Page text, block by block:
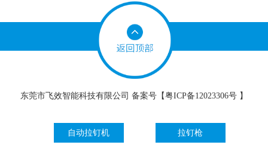
东莞市飞效智能科技有限公司 备案号【粤ICP备12023306号 】
拉钉枪
自动拉钉机